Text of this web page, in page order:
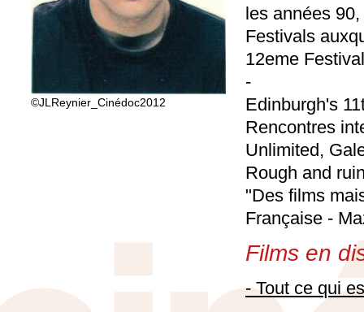
©JLReynier_Cinédoc2012
les années
Festivals
12eme
-
Edinburgh's
Rencontres
Unlimited,
Rough and
"Des films
Française -
Films en
- Tout ce qui